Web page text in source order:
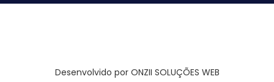
Desenvolvido por ONZII SOLUÇÕES WEB